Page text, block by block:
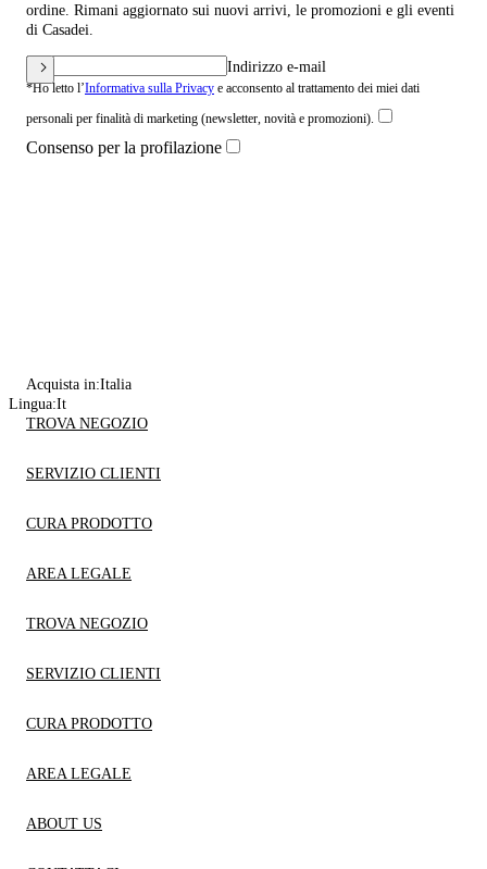
ordine. Rimani aggiornato sui nuovi arrivi, le promozioni e gli eventi
di Casadei.
Indirizzo e-mail
*Ho letto l’Informativa sulla Privacy e acconsento al trattamento dei miei dati
personali per finalità di marketing (newsletter, novità e promozioni).
Consenso per la profilazione
Acquista in:Italia
Lingua:It
TROVA NEGOZIO
SERVIZIO CLIENTI
CURA PRODOTTO
AREA LEGALE
TROVA NEGOZIO
SERVIZIO CLIENTI
CURA PRODOTTO
AREA LEGALE
ABOUT US